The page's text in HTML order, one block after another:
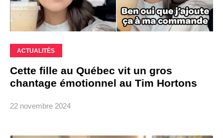
ACTUALITÉS
Cette fille au Québec vit un gros
chantage émotionnel au Tim Hortons
22 novembre 2024